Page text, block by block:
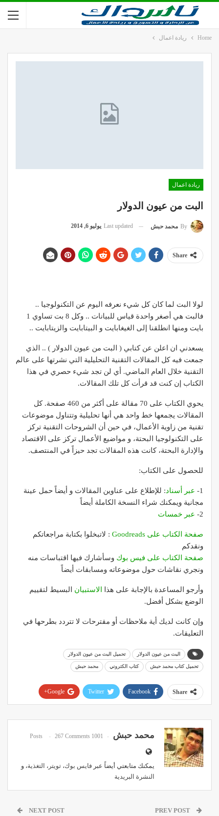
Home ريادة اعمال
ريادة اعمال
البت من عيون الدولار
By محمد حبش Last updated يوليو 6, 2014
Share
لولا البت لما كان كل شيء نعرفه اليوم عن التكنولوجيا ..
فالبت هي أصغر واحدة قياس للبيانات .. وكل 8 بت تساوي 1
بايت ومنها انطلقنا إلى الغيغابايت و البيتابايت والزيتابايت ..
يسعدني ان اعلن عن كتابي ( البت من عيون الدولار ) .. الذي
جمعت فيه كل المقالات التقنية التحليلية التي نشرتها على عالم
التقنية خلال العام الماضي. أي لن تجد شيء حصري في هذا
الكتاب إن كنت قد قرأت كل تلك المقالات.
يحوي الكتاب على 70 مقالة على أكثر من 460 صفحة. كل
المقالات يجمعها خط واحد هي أنها تحليلية وتتناول موضوعات
تقنية من زاوية الأعمال، في حين أن الشروحات التقنية تركز
على التكنولوجيا البحتة، و مواضيع الأعمال تركز على الاقتصاد
والإدارة البحتة، كانت هذه المقالات تجد حيزاً في المنتصف.
للحصول على الكتاب:
1- عبر أسناد: للإطلاع على عناوين المقالات و أيضاً حمل عينة
مجانية ويمكنك شراء النسخة الكاملة أيضاً
2-
عبر خمسات
صفحة الكتاب على Goodreads
: لاتبخلوا بكتابة مراجعاتكم
ونقدكم
صفحة الكتاب على فيس بوك وسأشارك فيها اقتباسات منه
ونجري نقاشات حول موضوعاته ومسابقات أيضاً
وأرجو المساعدة بالإجابة على هذا الاستبيان
البسيط لتقييم
الوضع بشكل أفضل.
وإن كانت لديك أية ملاحظات أو مقترحات لا تتردد بطرحها في
التعليقات.
البت من عيون الدولار تحميل البت من عيون الدولار
تحميل كتاب محمد حبش كتاب الكتروني محمد حبش
Share
Facebook
Twitter
Google+
محمد حبش 1001 Posts
267 Comments
يمكنك متابعتي أيضاً عبر فايس بوك، تويتر ، التغذية، و
النشرة البريدية
NEXT POST